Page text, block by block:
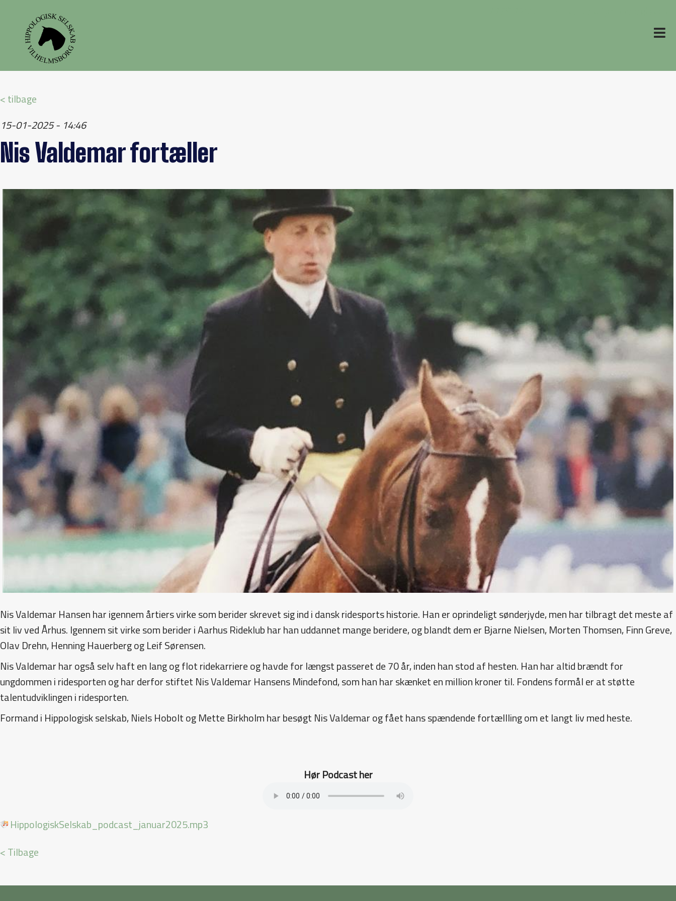
< tilbage
15-01-2025 - 14:46
Nis Valdemar fortæller
Nis Valdemar Hansen har igennem årtiers virke som berider skrevet sig ind i dansk ridesports historie. Han er oprindeligt sønderjyde, men har tilbragt det meste af
sit liv ved Århus. Igennem sit virke som berider i Aarhus Rideklub har han uddannet mange beridere, og blandt dem er Bjarne Nielsen, Morten Thomsen, Finn Greve,
Olav Drehn, Henning Hauerberg og Leif Sørensen.
Nis Valdemar har også selv haft en lang og flot ridekarriere og havde for længst passeret de 70 år, inden han stod af hesten. Han har altid brændt for
ungdommen i ridesporten og har derfor stiftet Nis Valdemar Hansens Mindefond, som han har skænket en million kroner til. Fondens formål er at støtte
talentudviklingen i ridesporten.
Formand i Hippologisk selskab, Niels Hobolt og Mette Birkholm har besøgt Nis Valdemar og fået hans spændende fortællling om et langt liv med heste.
Hør Podcast her
HippologiskSelskab_podcast_januar2025.mp3
< Tilbage